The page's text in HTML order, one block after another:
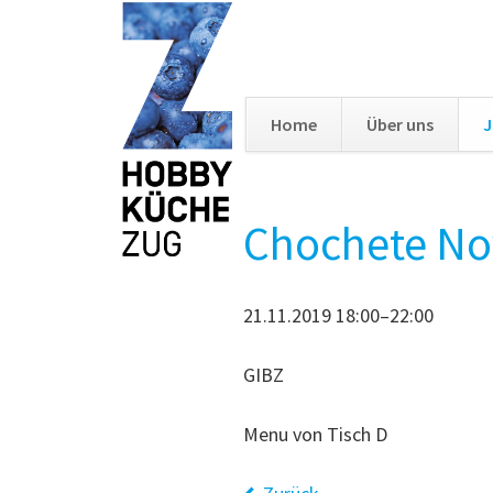
Home Über uns
Chochete
21.11.2019 18:00–22:00
GIBZ
Menu von Tisch D